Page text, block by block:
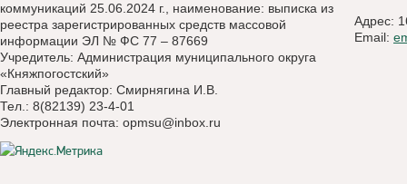
коммуникаций 25.06.2024 г., наименование: выписка из
реестра зарегистрированных средств массовой
информации ЭЛ № ФС 77 – 87669
Учредитель: Администрация муниципального округа
«Княжпогостский»
Главный редактор: Смирнягина И.В.
Тел.: 8(82139) 23-4-01
Электронная почта: opmsu@inbox.ru
Адрес:
Email: